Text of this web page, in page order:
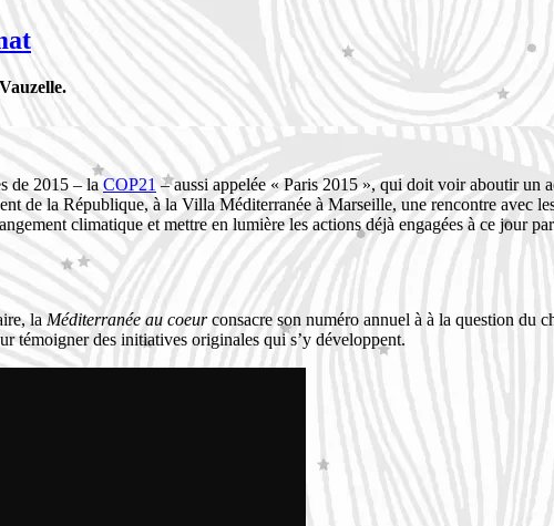
de 2015 – la COP21 – aussi appelée « Paris 2015 », qui doit voir aboutir un
de la République, à la Villa Méditerranée à Marseille, une rencontre avec
climatique et mettre en lumière les actions déjà engagées à ce jour
laMéditerranée au coeurconsacre son numéro annuel à à la question du
témoigner des initiatives originales qui s’y développent.